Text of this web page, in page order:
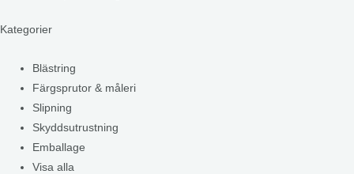
Kategorier
Blästring
Färgsprutor & måleri
Slipning
Skyddsutrustning
Emballage
Visa alla